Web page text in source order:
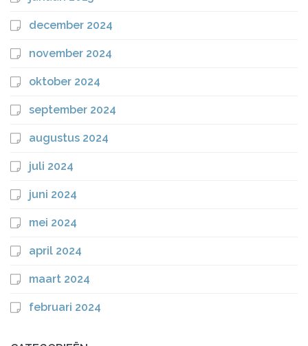
december 2024
november 2024
oktober 2024
september 2024
augustus 2024
juli 2024
juni 2024
mei 2024
april 2024
maart 2024
februari 2024